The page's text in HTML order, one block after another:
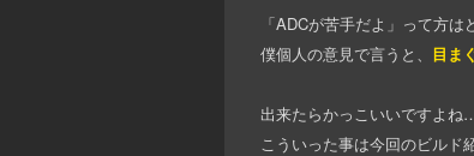
「ADCが苦手だよ」って方
僕個人の意見で言うと、 目ま
出来たらかっこいいですよね
こういった事は今回のビルド